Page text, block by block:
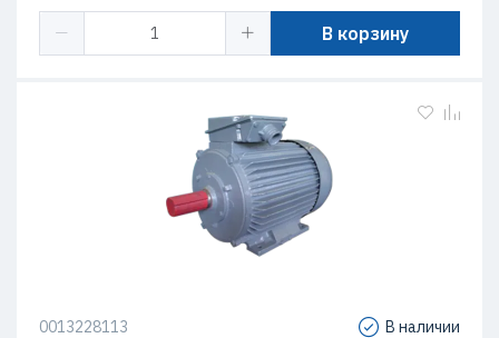
В корзину
0013228113 В наличии